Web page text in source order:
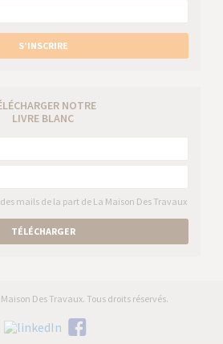
S’INSCRIRE
NOTRE
LIVRE BLANC
mails de la part de La Maison Des Travaux
TÉLÉCHARGER
Des Travaux. Tous droits réservés.